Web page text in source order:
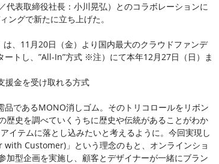
表取締役社長：小川晃弘）とのコラボレーションに
ングで新たに立ち上げた。
、11月20日（金）より国内最大のクラウドファンデ
ートし、”All-In”方式 ※注）にて本年12月27日（日）ま
援金を受け取れる方式
であるMONO消しゴム。そのトリコロールをリボン
史を調べていくうちに歴史や伝統があることがわか
イテムに落とし込みたいと考えるように。今回実現し
Customer)」という理念のもと、オンラインショ
加型企画を実施し、顧客とデザイナーが一緒にブラン